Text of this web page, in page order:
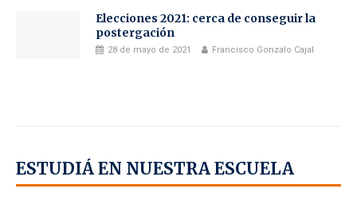
Elecciones 2021: cerca de conseguir la
postergación
28 de mayo de 2021 Francisco Gonzalo Cajal
ESTUDIÁ EN NUESTRA ESCUELA